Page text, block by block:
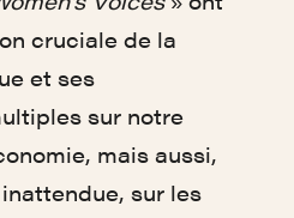
cruciale de la
et ses
sur notre
mais aussi,
sur les